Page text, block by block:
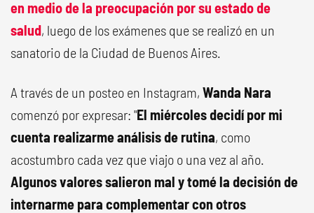
en medio de la preocupación por su estado de
salud, luego de los exámenes que se realizó en un
sanatorio de la Ciudad de Buenos Aires.
A través de un posteo en Instagram, Wanda Nara
comenzó por expresar: "El miércoles decidí por mi
cuenta realizarme análisis de rutina, como
acostumbro cada vez que viajo o una vez al año.
Algunos valores salieron mal y tomé la decisión de
internarme para complementar con otros